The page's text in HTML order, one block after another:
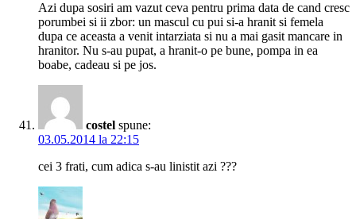
Azi dupa sosiri am vazut ceva pentru prima data de cand cresc
porumbei si ii zbor: un mascul cu pui si-a hranit si femela
dupa ce aceasta a venit intarziata si nu a mai gasit mancare in
hranitor. Nu s-au pupat, a hranit-o pe bune, pompa in ea
boabe, cadeau si pe jos.
costel spune:
03.05.2014 la 22:15
cei 3 frati, cum adica s-au linistit azi ???